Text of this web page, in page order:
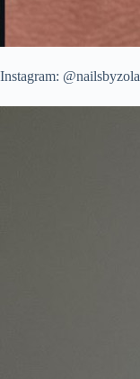
Instagram: @nailsbyzola